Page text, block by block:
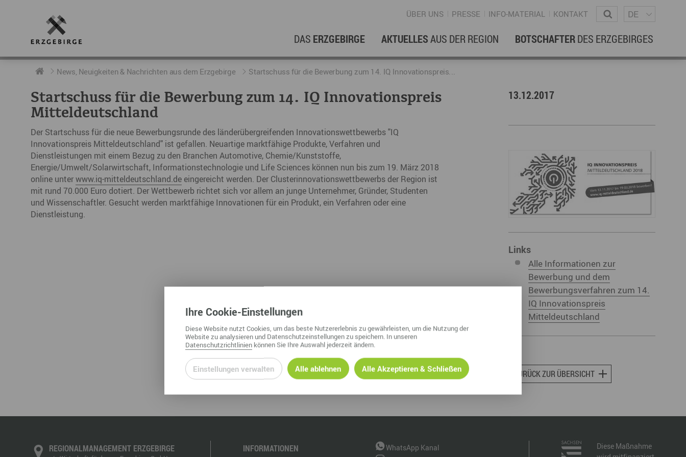
ÜBER UNS PRESSE INFO-MATERIAL KONTAKT Wonach suchen Sie?
DE
DAS ERZGEBIRGE
RUND UMS ERZGEBIRGE
Geschichte
Der Erzgebirgskreis
Städte im Erzgebirge
Erzgebirgskrimi
Fakten
WIRTSCHAFTSREGION
Stellenangebote im Erzgebirge
Arbeiten im Erzgebirge
Coworking Spaces im Erzgebirge
DER FILM
Erzgebirgische Volkskunst
Gesundheit & Wellness
Talsperren und Stauseen im Erzgebirge
Weihnachten
AKTUELLESAUS DER REGION
AKTUELLES
Neuigkeiten
ERFOLGSGESCHICHTEN
hERZgeschichten
kurz ERZählt
BOTSCHAFTERDES ERZGEBIRGES
DIE BOTSCHAFTER
Botschafter im Überblick
News, Neuigkeiten & Nachrichten aus dem Erzgebirge Startschuss für die Bewerbung zum 14. IQ Innovationspreis...
Startschuss für die Bewerbung zum 14. IQ Innovationspreis
Mitteldeutschland
Der Startschuss für die neue Bewerbungsrunde des länderübergreifenden Innovationswettbewerbs "IQ
Innovationspreis Mitteldeutschland" ist gefallen. Neuartige marktfähige Produkte, Verfahren und
Dienstleistungen mit einem Bezug zu den Branchen Automotive, Chemie/Kunststoffe,
Energie/Umwelt/Solarwirtschaft, Informationstechnologie und Life Sciences können nun bis zum 19. März 2018
online unterwww.iq-mitteldeutschland.de eingereicht werden. Der Clusterinnovationswettbewerbs der Region ist
mit rund 70.000 Euro dotiert. Der Wettbewerb richtet sich vor allem an junge Unternehmer, Gründer, Studenten
und Wissenschaftler. Gesucht werden marktfähige Innovationen für ein Produkt, ein Verfahren oder eine
Dienstleistung.
13.12.2017
Links
Alle Informationen zur
Bewerbung und dem
Bewerbungsverfahren zum 14.
IQ Innovationspreis
Mitteldeutschland
ZURÜCK ZUR ÜBERSICHT
REGIONALMANAGEMENT ERZGEBIRGE INFORMATIONEN
WhatsApp Kanal
Diese Maßnahme
Ihre Cookie-Einstellungen
DieseWebsite nutzt Cookies, um das beste Nutzererlebnis zu gewährleisten, um die Nutzung der
Websitezu analysieren und Datenschutzeinstellungen zu speichern. In unseren
Datenschutzrichtlinien können Sie Ihre Auswahl jederzeit ändern.
Einstellungen verwalten Alle ablehnen Alle Akzeptieren & Schließen